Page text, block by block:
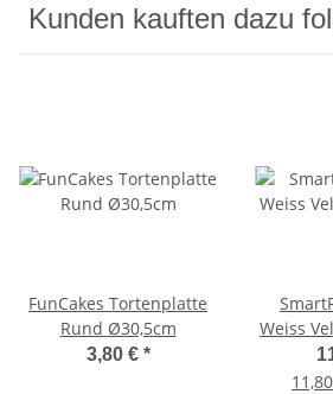
Kunden kauften dazu
FunCakes Tortenplatte
Rund Ø30,5cm
3,80 € *
Weiss